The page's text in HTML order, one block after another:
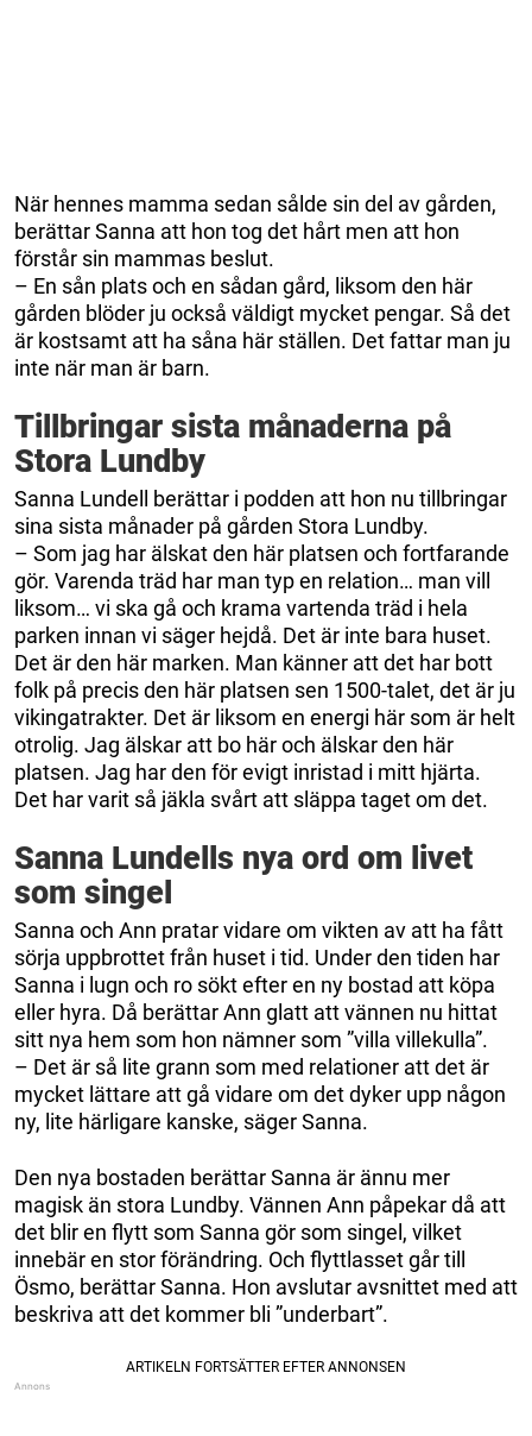
När hennes mamma sedan sålde sin del av gården,
berättar Sanna att hon tog det hårt men att hon
förstår sin mammas beslut.
– En sån plats och en sådan gård, liksom den här
gården blöder ju också väldigt mycket pengar. Så det
är kostsamt att ha såna här ställen. Det fattar man ju
inte när man är barn.
Tillbringar sista månaderna på
Stora Lundby
Sanna Lundell berättar i podden att hon nu tillbringar
sina sista månader på gården Stora Lundby.
– Som jag har älskat den här platsen och fortfarande
gör. Varenda träd har man typ en relation… man vill
liksom… vi ska gå och krama vartenda träd i hela
parken innan vi säger hejdå. Det är inte bara huset.
Det är den här marken. Man känner att det har bott
folk på precis den här platsen sen 1500-talet, det är ju
vikingatrakter. Det är liksom en energi här som är helt
otrolig. Jag älskar att bo här och älskar den här
platsen. Jag har den för evigt inristad i mitt hjärta.
Det har varit så jäkla svårt att släppa taget om det.
Sanna Lundells nya ord om livet
som singel
Sanna och Ann pratar vidare om vikten av att ha fått
sörja uppbrottet från huset i tid. Under den tiden har
Sanna i lugn och ro sökt efter en ny bostad att köpa
eller hyra. Då berättar Ann glatt att vännen nu hittat
sitt nya hem som hon nämner som ”villa villekulla”.
– Det är så lite grann som med relationer att det är
mycket lättare att gå vidare om det dyker upp någon
ny, lite härligare kanske, säger Sanna.
Den nya bostaden berättar Sanna är ännu mer
magisk än stora Lundby. Vännen Ann påpekar då att
det blir en flytt som Sanna gör som singel, vilket
innebär en stor förändring. Och flyttlasset går till
Ösmo, berättar Sanna. Hon avslutar avsnittet med att
beskriva att det kommer bli ”underbart”.